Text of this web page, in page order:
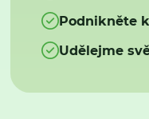
Podnikněte
Udělejme